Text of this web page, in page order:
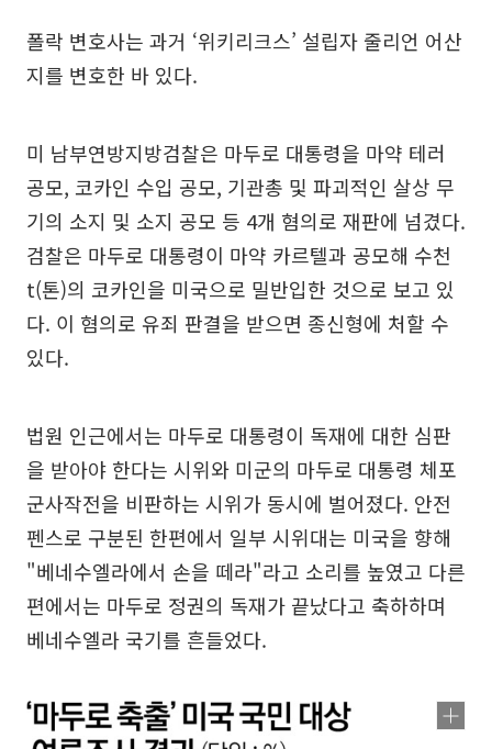
폴락 변호사는 과거 ‘위키리크스’ 설립자 줄리언 어산
지를 변호한 바 있다.
미 남부연방지방검찰은 마두로 대통령을 마약 테러
공모, 코카인 수입 공모, 기관총 및 파괴적인 살상 무
기의 소지 및 소지 공모 등 4개 혐의로 재판에 넘겼다.
검찰은 마두로 대통령이 마약 카르텔과 공모해 수천
t(톤)의 코카인을 미국으로 밀반입한 것으로 보고 있
다. 이 혐의로 유죄 판결을 받으면 종신형에 처할 수
있다.
법원 인근에서는 마두로 대통령이 독재에 대한 심판
을 받아야 한다는 시위와 미군의 마두로 대통령 체포
군사작전을 비판하는 시위가 동시에 벌어졌다. 안전
펜스로 구분된 한편에서 일부 시위대는 미국을 향해
"베네수엘라에서 손을 떼라"라고 소리를 높였고 다른
편에서는 마두로 정권의 독재가 끝났다고 축하하며
베네수엘라 국기를 흔들었다.